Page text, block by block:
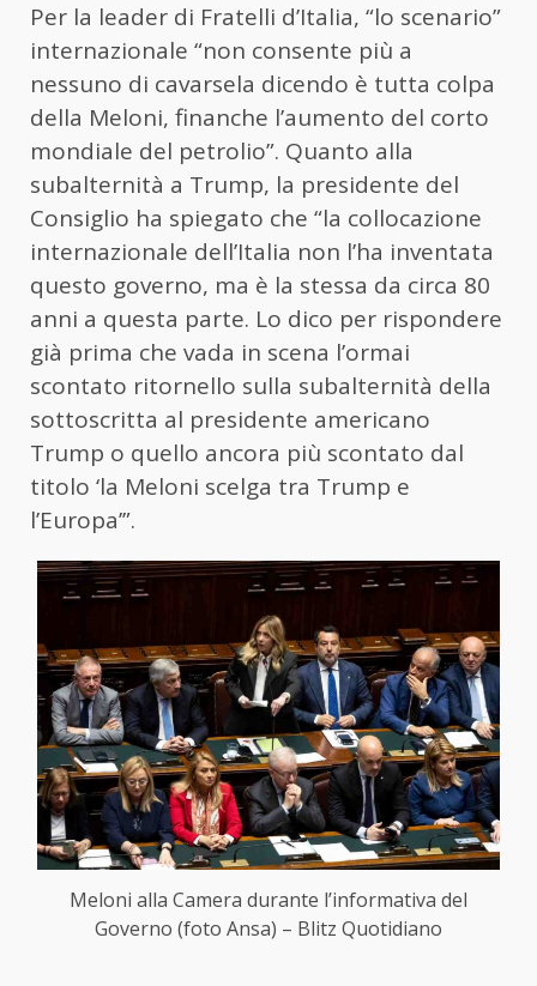
Per la leader di Fratelli d’Italia, “lo scenario”
internazionale “non consente più a
nessuno di cavarsela dicendo è tutta colpa
della Meloni, finanche l’aumento del corto
mondiale del petrolio”. Quanto alla
subalternità a Trump, la presidente del
Consiglio ha spiegato che “la collocazione
internazionale dell’Italia non l’ha inventata
questo governo, ma è la stessa da circa 80
anni a questa parte. Lo dico per rispondere
già prima che vada in scena l’ormai
scontato ritornello sulla subalternità della
sottoscritta al presidente americano
Trump o quello ancora più scontato dal
titolo ‘la Meloni scelga tra Trump e
l’Europa’”.
Meloni alla Camera durante l’informativa del
Governo (foto Ansa) – Blitz Quotidiano